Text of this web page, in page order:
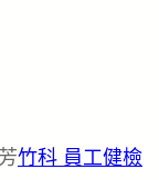
竹科 員工健檢